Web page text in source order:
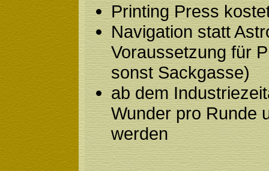
Printing Press
Navigation statt
Voraussetzung für
sonst Sackgasse)
ab dem
Wunder pro Runde
werden